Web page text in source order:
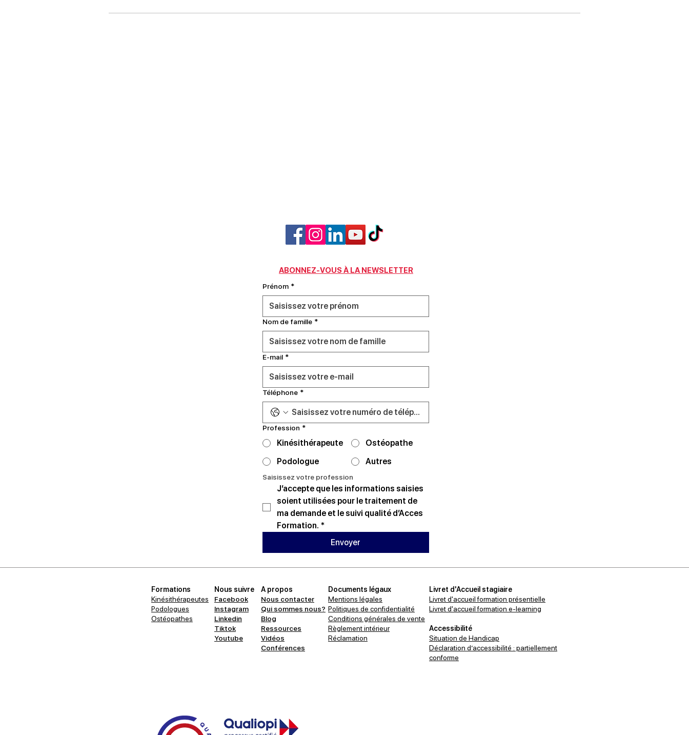
ABONNEZ-VOUS À LA NEWSLETTER
Prénom *
Nom de famille *
E‑mail *
Téléphone *
Profession *
Kinésithérapeute
Ostéopathe
Podologue
Autres
Saisissez votre profession
J’accepte que les informations saisies
soient utilisées pour le traitement de
ma demande et le suivi qualité d’Acces
Formation. *
Envoyer
Formations
Kinésithérapeutes
Podologues
Ostéopathes
Nous suivre
Facebook
Instagram
Linkedin
Tiktok
Youtube
A propos
Nous contacter
Qui sommes nous?
Blog
Ressources
Vidéos
Conférences
Documents légaux
Mentions légales
Politiques de confidentialité
Conditions générales de vente
Règlement intérieur
Réclamation
Livret d'Accueil stagiaire
Livret d'accueil formation présentielle
Livret d'accueil formation e-learning
Accessibilité
Situation de Handicap
Déclaration d’accessibilité : partiellement
conforme